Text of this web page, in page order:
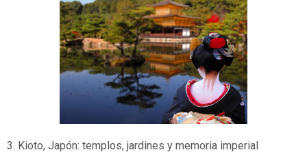
3. Kioto, Japón: templos, jardines y memoria imperial